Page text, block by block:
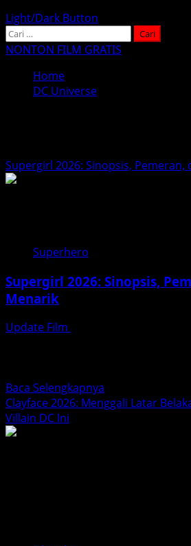
Light/Dark Button
Cari
untuk:
NONTON FILM GRATIS
Home
DC Universe
Supergirl 2026: Sinopsis, Pemeran,
Superhero
Supergirl 2026: Sinopsis,
Menarik
Update Film
Baca Selengkapnya
more
Clayface 2026: Menggali Latar
Villain DC Ini